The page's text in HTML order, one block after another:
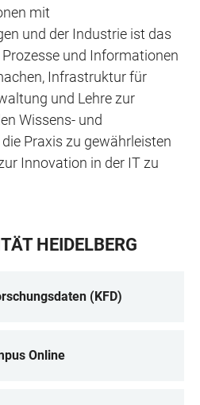
mit
und der Industrie ist das
und Informationen
Infrastruktur für
und Lehre zur
Wissens- und
Praxis zu gewährleisten
Innovation in der IT zu
HEIDELBERG
(KFD)
Online